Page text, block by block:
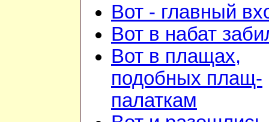
Вот - главный
Вот в набат
Вот в плащах,
подобных плащ-
палаткам